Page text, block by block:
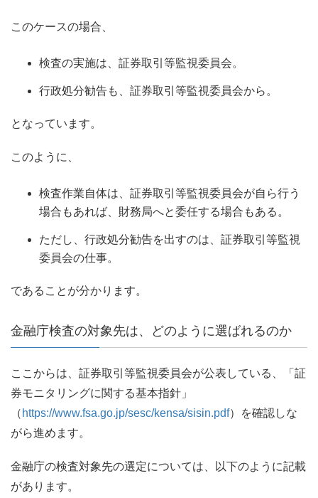
このケースの場合、
検査の実施は、証券取引等監視委員会。
行政処分勧告も、証券取引等監視委員会から。
となっています。
このように、
検査作業自体は、証券取引等監視委員会が自ら行う
場合もあれば、財務局へと委任する場合もある。
ただし、行政処分勧告を出すのは、証券取引等監視
委員会の仕事。
であることが分かります。
金融庁検査の対象先は、どのように選ばれるのか
ここからは、証券取引等監視委員会が公表している、「証
券モニタリングに関する基本指針」
（ https://www.fsa.go.jp/sesc/kensa/sisin.pdf）を確認しな
がら進めます。
金融庁の検査対象先の選定については、以下のように記載
があります。